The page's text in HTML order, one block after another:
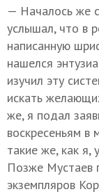
— Началось же
услышал, что в
написанную
нашелся
изучил эту
искать
же, я подал
воскресеньям в
такие же, как я,
Позже Мустаев
экземпляров